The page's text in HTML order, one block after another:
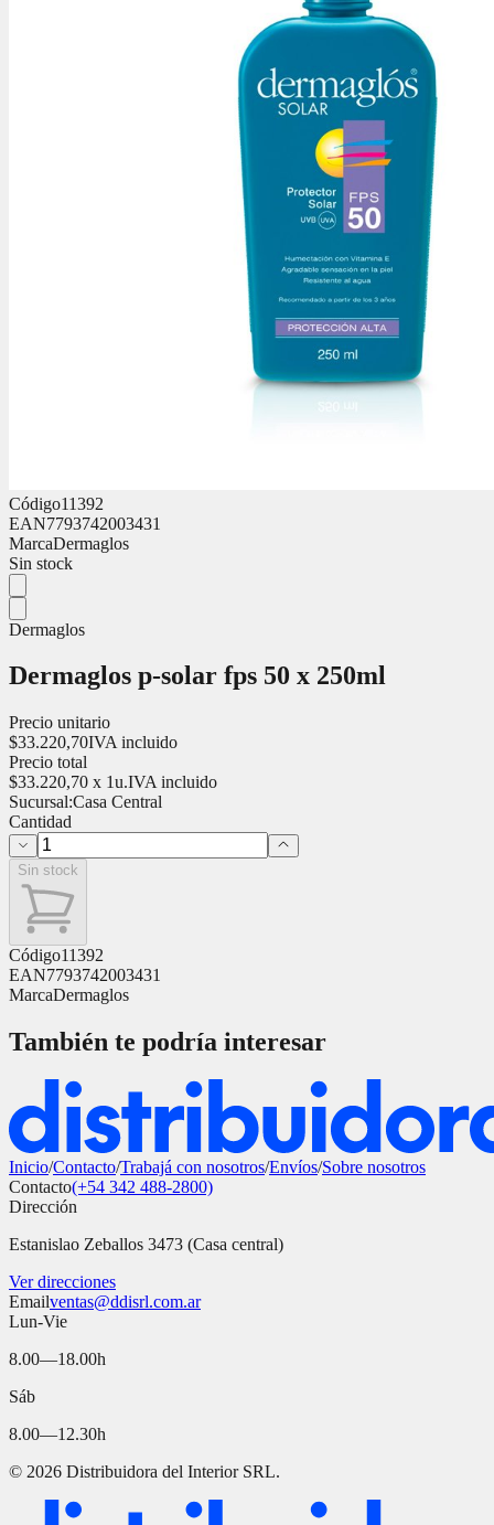
Código11392
EAN7793742003431
MarcaDermaglos
Sin stock
Dermaglos
Dermaglos p-solar fps 50 x 250ml
Precio unitario
$33.220,70IVA incluido
Precio total
$33.220,70 x 1u.IVA incluido
Sucursal:Casa Central
Cantidad
Sin stock
Código11392
EAN7793742003431
MarcaDermaglos
También te podría interesar
Inicio/Contacto/Trabajá con nosotros/Envíos/Sobre nosotros
Contacto(+54 342 488-2800)
Dirección
Estanislao Zeballos 3473 (Casa central)
Ver direcciones
Emailventas@ddisrl.com.ar
Lun-Vie
8.00—18.00h
Sáb
8.00—12.30h
© 2026 Distribuidora del Interior SRL.